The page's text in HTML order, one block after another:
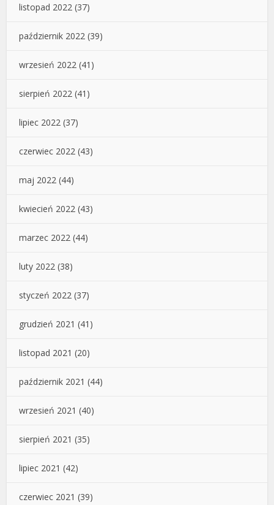
listopad 2022 (37)
październik 2022 (39)
wrzesień 2022 (41)
sierpień 2022 (41)
lipiec 2022 (37)
czerwiec 2022 (43)
maj 2022 (44)
kwiecień 2022 (43)
marzec 2022 (44)
luty 2022 (38)
styczeń 2022 (37)
grudzień 2021 (41)
listopad 2021 (20)
październik 2021 (44)
wrzesień 2021 (40)
sierpień 2021 (35)
lipiec 2021 (42)
czerwiec 2021 (39)